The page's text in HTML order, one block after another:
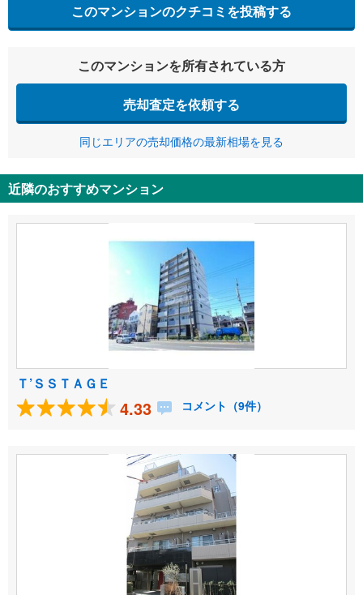
このマンションのクチコミを投稿する
このマンションを所有されている方
売却査定を依頼する
同じエリアの売却価格の最新相場を見る
近隣のおすすめマンション
Ｔ’ＳＳＴＡＧＥ
4.33 コメント（9件）